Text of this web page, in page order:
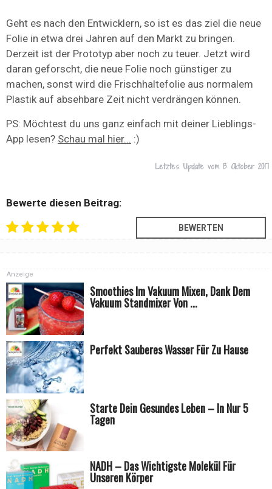
Geht es nach den Entwicklern, so ist es das ziel die neue
Folie in etwa drei Jahren auf den Markt zu bringen.
Derzeit ist der Prototyp aber noch zu teuer. Jetzt wird
daran geforscht, die neue Folie noch günstiger zu
machen, sonst wird die Frischhaltefolie aus normalem
Plastik auf absehbare Zeit nicht verdrängen können.
PS: Möchtest du uns ganz einfach mit deiner Lieblings-
App lesen? Schau mal hier... :)
Letztes Update vom 13 Oktober 2017
Bewerte diesen Beitrag:
Smoothies Im Vakuum Mixen, Dank Dem
Vakuum Standmixer Von ...
Perfekt Sauberes Wasser Für Zu Hause
Starte Dein Gesundes Leben – In Nur 5
Tagen
Anzeige
NADH – Das Wichtigste Molekül Für
Unseren Körper